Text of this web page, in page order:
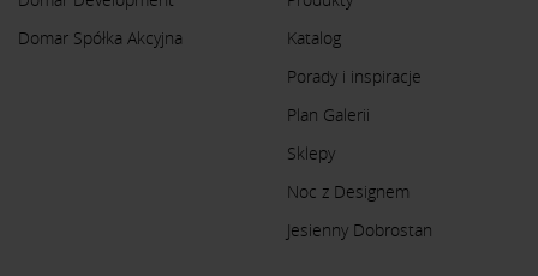
Domar Spółka Akcyjna
Katalog
Porady i inspiracje
Plan Galerii
Sklepy
Noc z Designem
Jesienny Dobrostan